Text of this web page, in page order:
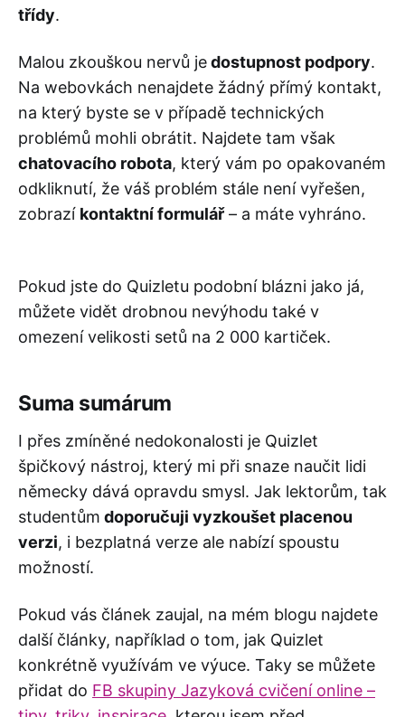
třídy.
Malou zkouškou nervů jedostupnost podpory.
Na webovkách nenajdete žádný přímý kontakt,
na který byste se v případě technických
problémů mohli obrátit. Najdete tam však
chatovacího robota, který vám po opakovaném
odkliknutí, že váš problém stále není vyřešen,
zobrazí kontaktní formulář– a máte vyhráno.
Pokud jste do Quizletu podobní blázni jako já,
můžete vidět drobnou nevýhodu také v
omezení velikosti setů na 2 000 kartiček.
Suma sumárum
I přes zmíněné nedokonalosti je Quizlet
špičkový nástroj, který mi při snaze naučit lidi
německy dává opravdu smysl. Jak lektorům, tak
studentům doporučuji vyzkoušet placenou
verzi, i bezplatná verze ale nabízí spoustu
možností.
Pokud vás článek zaujal, na mém blogu najdete
další články, například o tom, jak Quizlet
konkrétně využívám ve výuce. Taky se můžete
přidat do FB skupiny Jazyková cvičení online –